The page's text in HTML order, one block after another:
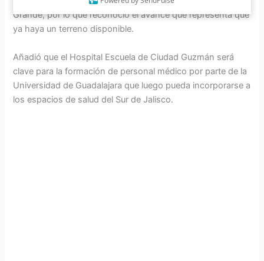
Grande, por lo que reconoció el avance que representa que
ya haya un terreno disponible.
Añadió que el Hospital Escuela de Ciudad Guzmán será
clave para la formación de personal médico por parte de la
Universidad de Guadalajara que luego pueda incorporarse a
los espacios de salud del Sur de Jalisco.